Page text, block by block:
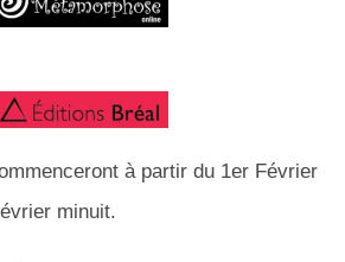
à partir du 1er Février
minuit.